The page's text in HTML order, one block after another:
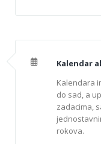
Kalendar
Kalendara
do sad, a
zadacima,
rokova.